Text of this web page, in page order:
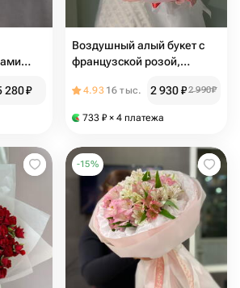
280₽
Воздушный алый букет с
французской розой,
4.93 16 тыс. 2 930₽2 990₽
733 ₽ × 4 платежа
-15%